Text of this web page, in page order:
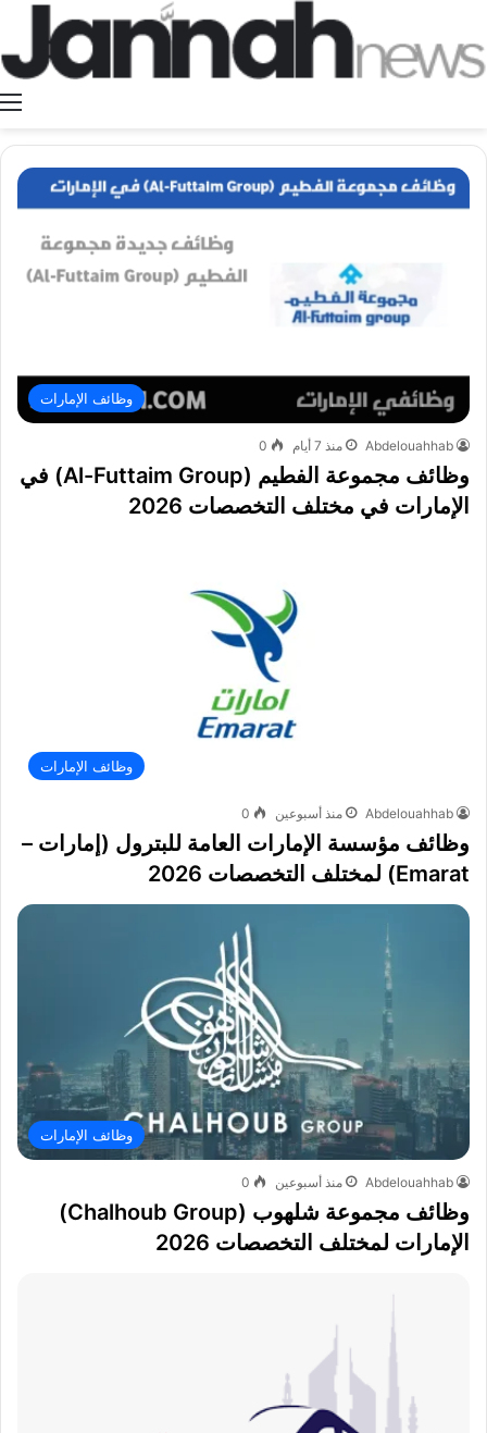
وظائف الإمارات
Abdelouahhab منذ 7 أيام 0
وظائف مجموعة الفطيم (Al-Futtaim Group) في
الإمارات في مختلف التخصصات 2026
وظائف الإمارات
Abdelouahhab منذ أسبوعين 0
وظائف مؤسسة الإمارات العامة للبترول (إمارات –
Emarat) لمختلف التخصصات 2026
وظائف الإمارات
Abdelouahhab منذ أسبوعين 0
وظائف مجموعة شلهوب (Chalhoub Group)
الإمارات لمختلف التخصصات 2026